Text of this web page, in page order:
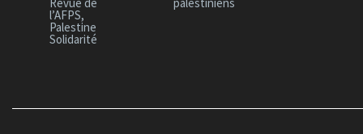
Revue de
l’AFPS,
Palestine
Solidarité
palestiniens